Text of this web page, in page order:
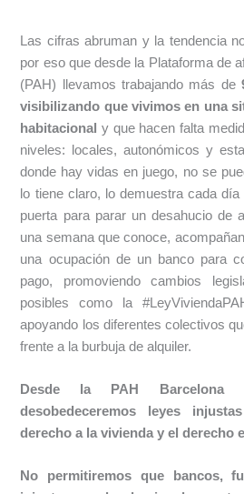
Las cifras abruman y la tendencia
por eso que desde la Plataforma de
(PAH) llevamos trabajando más de
visibilizando que vivimos en una
habitacional y que hacen falta
niveles: locales, autonómicos y
donde hay vidas en juego, no se
lo tiene claro, lo demuestra cada
puerta para parar un desahucio de
una semana que conoce,
una ocupación de un banco para
pago, promoviendo cambios
posibles como la
apoyando los diferentes colectivos
frente a la burbuja de alquiler.
Desde la PAH Barcelona
desobedeceremos leyes
derecho a la vivienda y el derecho
No permitiremos que bancos,